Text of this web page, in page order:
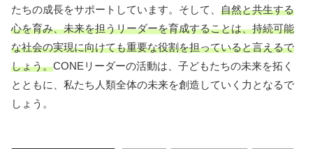
たちの成長をサポートしています。そして、 自然と共生する
心を育み、未来を担うリーダーを育成することは、持続可能
な社会の実現に向けても重要な役割を担っていると言えるで
しょう。CONEリーダーの活動は、子どもたちの未来を拓く
とともに、私たち人類全体の未来を創造していく力となるで
しょう。